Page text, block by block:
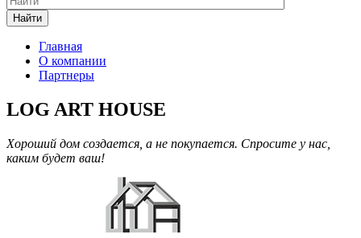
Найти
Главная
О компании
Партнеры
LOG ART HOUSE
Хороший дом создается, а не покупается. Спросите у нас,
каким будет ваш!